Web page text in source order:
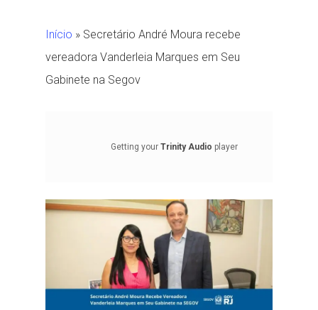
Início » Secretário André Moura recebe
vereadora Vanderleia Marques em Seu
Gabinete na Segov
Getting your Trinity Audio player
ready...